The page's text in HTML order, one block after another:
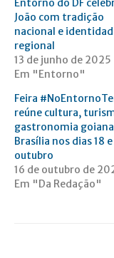
Entorno do DF
João com tradição
nacional e
regional
13 de junho de 2025
Em "Entorno"
Feira
reúne cultura,
gastronomia
Brasília nos dias 18 e
outubro
16 de outubro de
Em "Da Redação"